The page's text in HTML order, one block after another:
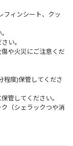
ィンシート、クッ
い。
や火災にご注意くだ
程度)保管してくださ
管してください。
（シェラックつや消